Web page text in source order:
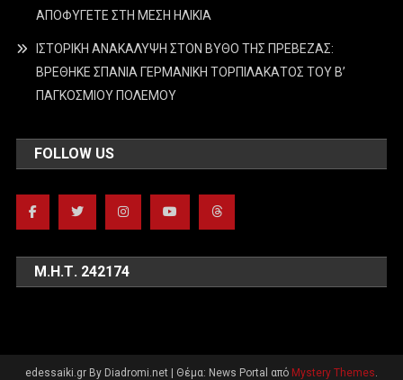
ΑΠΟΦΥΓΕΤΕ ΣΤΗ ΜΕΣΗ ΗΛΙΚΙΑ
ΙΣΤΟΡΙΚΗ ΑΝΑΚΑΛΥΨΗ ΣΤΟΝ ΒΥΘΟ ΤΗΣ ΠΡΕΒΕΖΑΣ:
ΒΡΕΘΗΚΕ ΣΠΑΝΙΑ ΓΕΡΜΑΝΙΚΗ ΤΟΡΠΙΛΑΚΑΤΟΣ ΤΟΥ Β’
ΠΑΓΚΟΣΜΙΟΥ ΠΟΛΕΜΟΥ
FOLLOW US
Μ.Η.Τ. 242174
edessaiki.gr By Diadromi.net Θέμα: News Portal από Mystery Themes.